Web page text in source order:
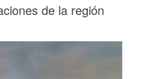
de la región